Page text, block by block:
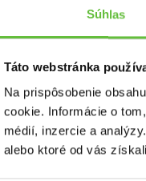
Súhlas
Táto webstránka
Na prispôsobenie
cookie. Informácie o
médií, inzercie a
alebo ktoré od vás
prasknutej
práce
spolupráca, ďakujem :)